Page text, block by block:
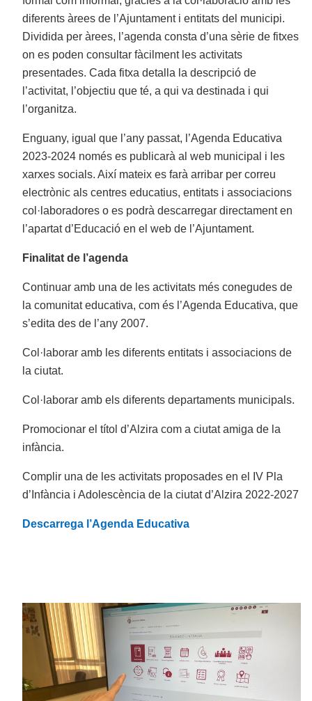
diferents àrees de l’Ajuntament i entitats del municipi.
Dividida per àrees, l’agenda consta d’una sèrie de fitxes
on es poden consultar fàcilment les activitats
presentades. Cada fitxa detalla la descripció de
l’activitat, l’objectiu que té, a qui va destinada i qui
l’organitza.
Enguany, igual que l’any passat, l’Agenda Educativa
2023-2024 només es publicarà al web municipal i les
xarxes socials. Així mateix es farà arribar per correu
electrònic als centres educatius, entitats i associacions
col·laboradores o es podrà descarregar directament en
l’apartat d’Educació en el web de l’Ajuntament.
Finalitat de l’agenda
Continuar amb una de les activitats més conegudes de
la comunitat educativa, com és l’Agenda Educativa, que
s’edita des de l’any 2007.
Col·laborar amb les diferents entitats i associacions de
la ciutat.
Col·laborar amb els diferents departaments municipals.
Promocionar el títol d’Alzira com a ciutat amiga de la
infància.
Complir una de les activitats proposades en el IV Pla
d’Infància i Adolescència de la ciutat d’Alzira 2022-2027
Descarrega l’Agenda Educativa